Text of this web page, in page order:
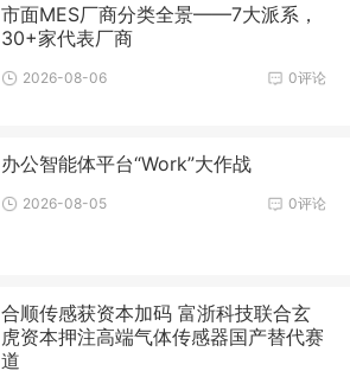
市面MES厂商分类全景——7大派系，
30+家代表厂商
0评论
2026-08-06
办公智能体平台“Work”大作战
0评论
2026-08-05
合顺传感获资本加码 富浙科技联合玄
虎资本押注高端气体传感器国产替代赛
道